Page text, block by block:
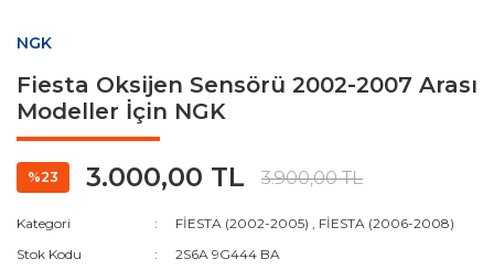
NGK
Fiesta Oksijen Sensörü 2002-2007 Arası
Modeller İçin NGK
%23 3.000,00 TL 3.900,00 TL
Kategori FİESTA (2002-2005) , FİESTA (2006-2008)
Stok Kodu
2S6A 9G444 BA